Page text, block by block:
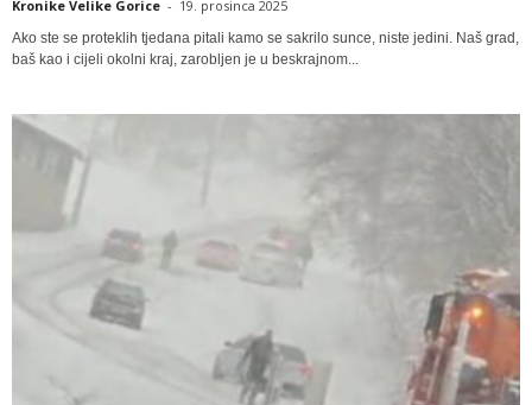
Kronike Velike Gorice - 19. prosinca 2025
Ako ste se proteklih tjedana pitali kamo se sakrilo sunce, niste jedini. Naš grad,
baš kao i cijeli okolni kraj, zarobljen je u beskrajnom...